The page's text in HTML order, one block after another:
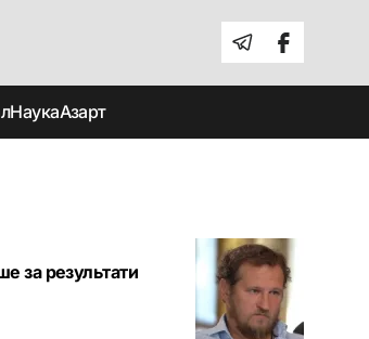
НаукаАзарт
за результати